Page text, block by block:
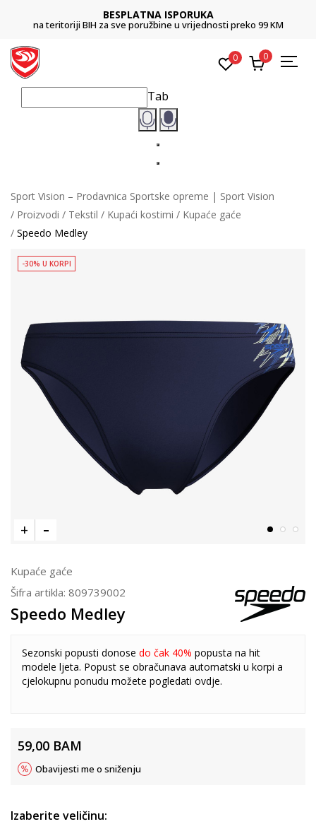
BESPLATNA ISPORUKA
na teritoriji BIH za sve poružbine u vrijednosti preko 99 KM
0 0
Tab
Sport Vision – Prodavnica Sportske opreme | Sport Vision
Proizvodi
Tekstil Kupaći kostimi
Kupaće gaće
Speedo Medley
-30% U KORPI
Kupaće gaće
Šifra artikla: 809739002
Speedo Medley
Sezonski popusti donose do čak 40% popusta na hit
modele ljeta. Popust se obračunava automatski u korpi a
cjelokupnu ponudu možete pogledati ovdje.
59,00 BAM
Obavijesti me o sniženju
Izaberite veličinu: